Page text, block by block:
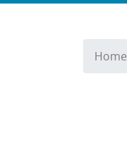
Home